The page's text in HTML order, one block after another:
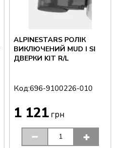
ALPINESTARS РОЛІК
ВИКЛЮЧЕНИЙ MUD І SІ
ДВЕРКИ KIT R/L
Код:696-9100226-010
1 121 грн